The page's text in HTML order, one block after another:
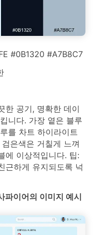
#0B1320 #A7B8C7
한 공기, 명확한 데이
니다. 가장 옅은 블루
를 차트 하이라이트
은색은 거칠게 느껴
에 이상적입니다. 팁:
근하게 유지되도록 넉
파이어의 이미지 예시